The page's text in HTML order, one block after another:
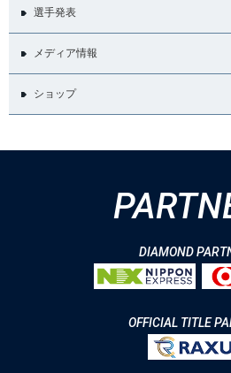
選手発表
メディア情報
ショップ
DIAMOND
OFFICIAL TITLE